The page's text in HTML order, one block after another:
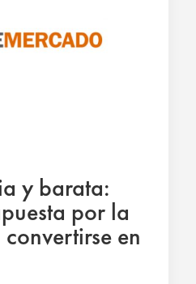
y barata:
por la
en